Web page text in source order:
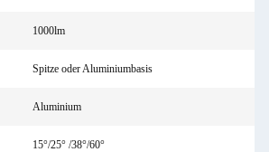
1000lm
Spitze oder Aluminiumbasis
Aluminium
15°/25° /38°/60°